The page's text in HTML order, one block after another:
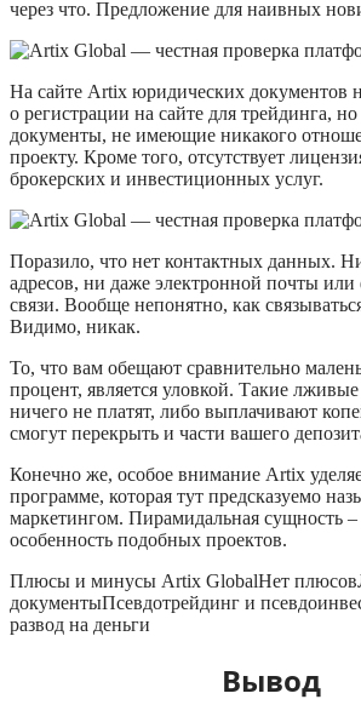
через что. Предложение для наивных
На сайте Artix юридических документов
о регистрации на сайте для трейдинга,
документы, не имеющие никакого
проекту. Кроме того, отсутствует
брокерских и инвестиционных услуг.
Поразило, что нет контактных данных.
адресов, ни даже электронной почты
связи. Вообще непонятно, как
Видимо, никак.
То, что вам обещают сравнительно
процент, является уловкой. Такие
ничего не платят, либо выплачивают
смогут перекрыть и части вашего
Конечно же, особое внимание Artix
программе, которая тут предсказуемо
маркетингом. Пирамидальная сущность –
особенность подобных проектов.
Плюсы и минусы Artix GlobalНет
документыПсевдотрейдинг и
развод на деньги
Вывод